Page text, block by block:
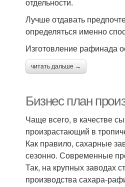
Лучше отдавать
определяться именно
Изготовление рафинада
читать дальше →
Бизнес план
Чаще всего, в качестве
произрастающий в
Как правило, сахарные
сезонно. Современные
Так, на крупных заводах
производства сахара-